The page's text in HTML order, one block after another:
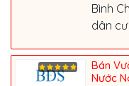
Bình
dân
Bán
Nước